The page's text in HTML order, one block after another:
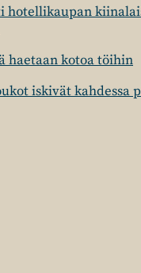
hotellikaupan
haetaan kotoa töihin
iskivät kahdessa